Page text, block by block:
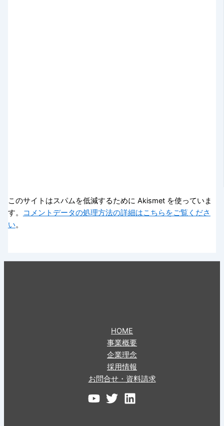
このサイトはスパムを低減するために Akismet を使っていま
す。
コメントデータの処理方法の詳細はこちらをご覧くださ
い。
HOME
事業概要
企業理念
採用情報
お問合せ・資料請求